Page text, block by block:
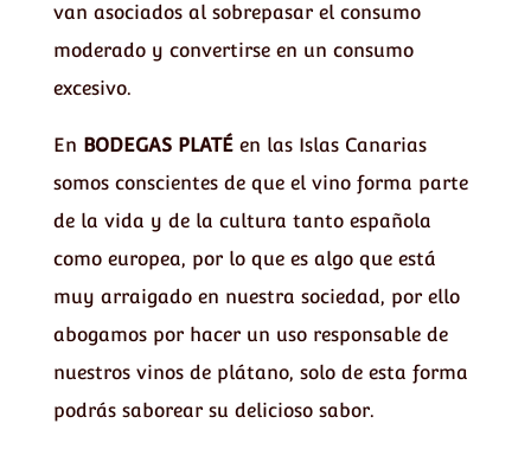
van asociados al sobrepasar el consumo
moderado y convertirse en un consumo
excesivo.
En BODEGAS PLATÉen las Islas Canarias
somos conscientes de que el vino forma parte
de la vida y de la cultura tanto española
como europea, por lo que es algo que está
muy arraigado en nuestra sociedad, por ello
abogamos por hacer un uso responsable de
nuestros vinos de plátano, solo de esta forma
podrás saborear su delicioso sabor.